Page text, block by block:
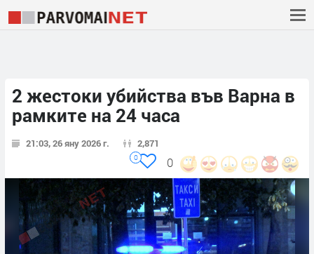
2 жестоки убийства във Варна в
рамките на 24 часа
21:03, 26 яну 2026 г. 2,871
0
0